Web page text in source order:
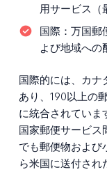
用サービス（
国際： 万国郵
よび地域への
国際的には、カナ
あり、190以上の
に統合されていま
国家郵便サービス
でも郵便物および
ら米国に送付され